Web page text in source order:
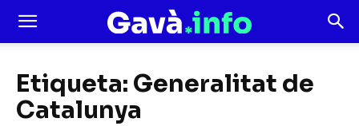
Etiqueta: Generalitat de
Catalunya